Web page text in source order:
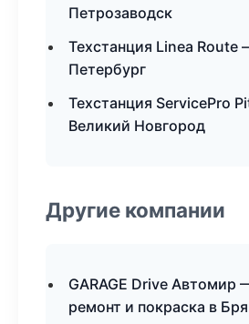
Петрозаводск
Техстанция Linea Route
Петербург
Техстанция ServicePro
Великий Новгород
Другие компании
GARAGE Drive Автомир
ремонт и покраска в